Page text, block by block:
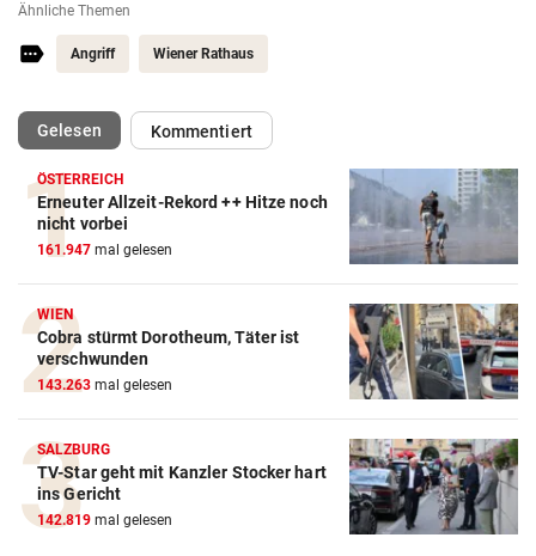
Ähnliche Themen
Angriff Wiener Rathaus
Gelesen(ausgewählt)Kommentiert
ÖSTERREICH
Erneuter Allzeit-Rekord ++ Hitze noch
nicht vorbei
161.947 mal gelesen
WIEN
Cobra stürmt Dorotheum, Täter ist
verschwunden
143.263 mal gelesen
SALZBURG
TV-Star geht mit Kanzler Stocker hart
ins Gericht
142.819 mal gelesen